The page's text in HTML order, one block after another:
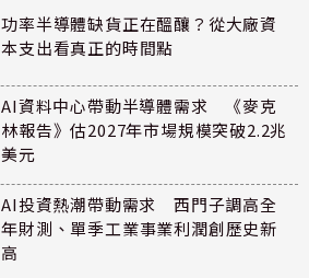
功率半導體缺貨正在醞釀？從大廠資
本支出看真正的時間點
AI資料中心帶動半導體需求 《麥克
林報告》估2027年市場規模突破2.2兆
美元
AI投資熱潮帶動需求 西門子調高全
年財測、單季工業事業利潤創歷史新
高